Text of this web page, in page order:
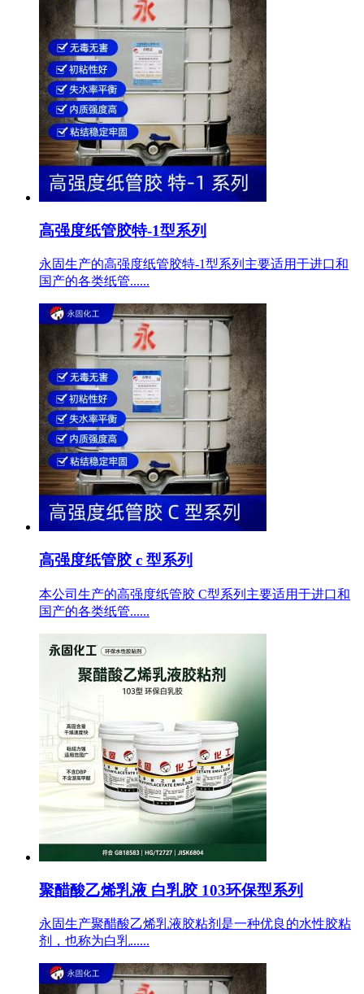
高强度纸管胶特-1型系列
永固生产的高强度纸管胶特-1型系列主要适用于进口和
国产的各类纸管......
高强度纸管胶 c 型系列
本公司生产的高强度纸管胶 C型系列主要适用于进口和
国产的各类纸管......
聚醋酸乙烯乳液 白乳胶 103环保型系列
永固生产聚醋酸乙烯乳液胶粘剂是一种优良的水性胶粘
剂，也称为白乳......